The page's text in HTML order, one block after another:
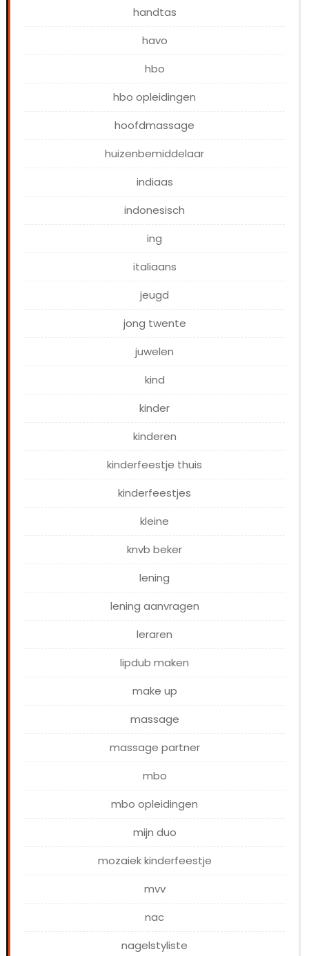
handtas
havo
hbo
hbo opleidingen
hoofdmassage
huizenbemiddelaar
indiaas
indonesisch
ing
italiaans
jeugd
jong twente
juwelen
kind
kinder
kinderen
kinderfeestje thuis
kinderfeestjes
kleine
knvb beker
lening
lening aanvragen
leraren
lipdub maken
make up
massage
massage partner
mbo
mbo opleidingen
mijn duo
mozaiek kinderfeestje
mvv
nac
nagelstyliste